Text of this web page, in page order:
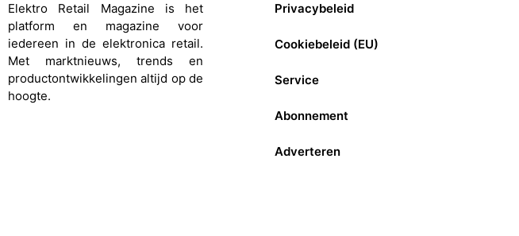
Elektro Retail Magazine is het
platform en magazine voor
iedereen in de elektronica retail.
Met marktnieuws, trends en
productontwikkelingen altijd op de
hoogte.
Privacybeleid
Cookiebeleid (EU)
Service
Abonnement
Adverteren